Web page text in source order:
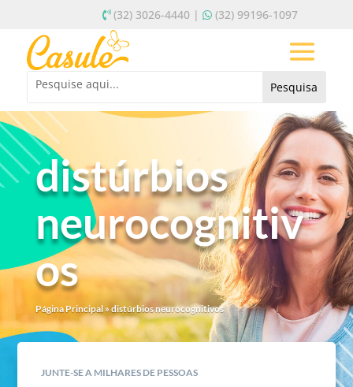
(32) 3026-4440 | (32) 99196-1097
distúrbios
neurocognitiv
os
Página Principal» distúrbios neurocognitivos
JUNTE-SE A MILHARES DE PESSOAS